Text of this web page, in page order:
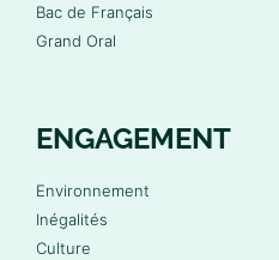
Bac de Français
Grand Oral
ENGAGEMENT
Environnement
Inégalités
Culture